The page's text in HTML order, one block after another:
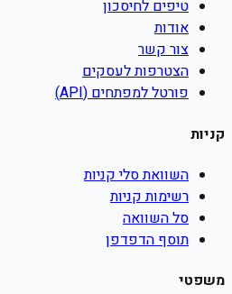
טיפים לחיסכון
אודות
צור קשר
הצטרפות לעסקים
פורטל למפתחים (API)
קניות
השוואת סלי קניות
רשימות קניות
סל השוואה
תוסף הדפדפן
משפטי